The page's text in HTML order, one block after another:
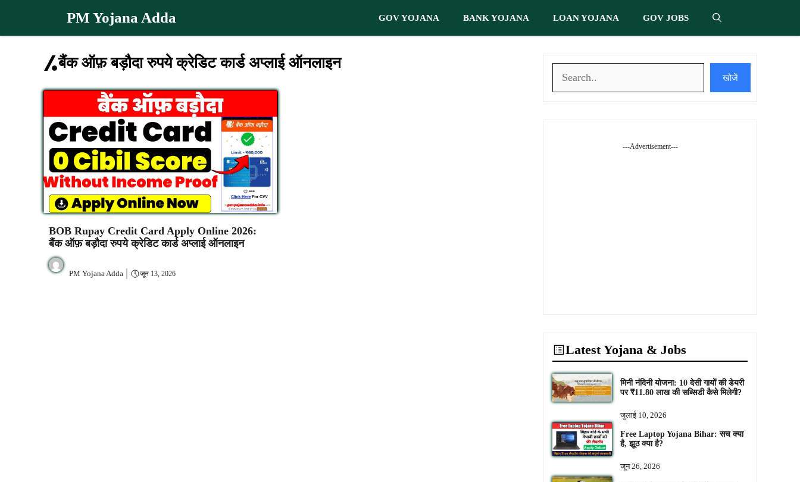
content
PM Yojana Adda GOV YOJANA BANK YOJANA LOAN YOJANA GOV JOBS
बैंक ऑफ़ बड़ौदा रुपये क्रेडिट कार्ड अप्लाई ऑनलाइन
BOB Rupay Credit Card Apply Online 2026:
बैंक ऑफ़ बड़ौदा रुपये क्रेडिट कार्ड अप्लाई ऑनलाइन
PM Yojana Adda जून 13, 2026
खोजें
---Advertisement---
Latest Yojana & Jobs
मिनी नंदिनी योजना: 10 देसी गायों की डेयरी
पर ₹11.80 लाख की सब्सिडी कैसे मिलेगी?
जुलाई 10, 2026
Free Laptop Yojana Bihar: सच क्या
है, झूठ क्या है?
जून 26, 2026